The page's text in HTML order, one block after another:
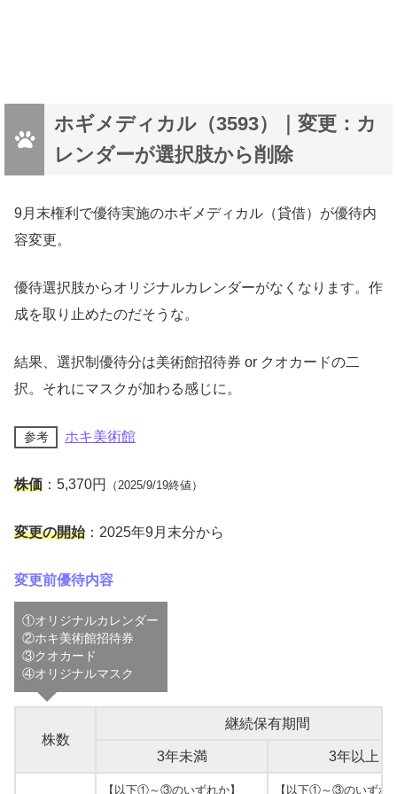
ホギメディカル（3593）｜変更：カ
レンダーが選択肢から削除
9月末権利で優待実施のホギメディカル（貸借）が優待内
容変更。
優待選択肢からオリジナルカレンダーがなくなります。作
成を取り止めたのだそうな。
結果、選択制優待分は美術館招待券 or クオカードの二
択。それにマスクが加わる感じに。
参考 ホキ美術館
株価 ：5,370円 （2025/9/19終値）
変更の開始：2025年9月末分から
変更前優待内容
①オリジナルカレンダー
②ホキ美術館招待券
③クオカード
④オリジナルマスク
株数
継続保有期間
3年未満 3年以上
【以下①～③のいずれか】 【以下①～③のいずれ